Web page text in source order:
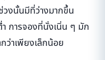
งนั้นมีที่ว่างมากขึ้น
ำ การจองที่นั่งเนิ่น ๆ มัก
ว่าเพียงเล็กน้อย